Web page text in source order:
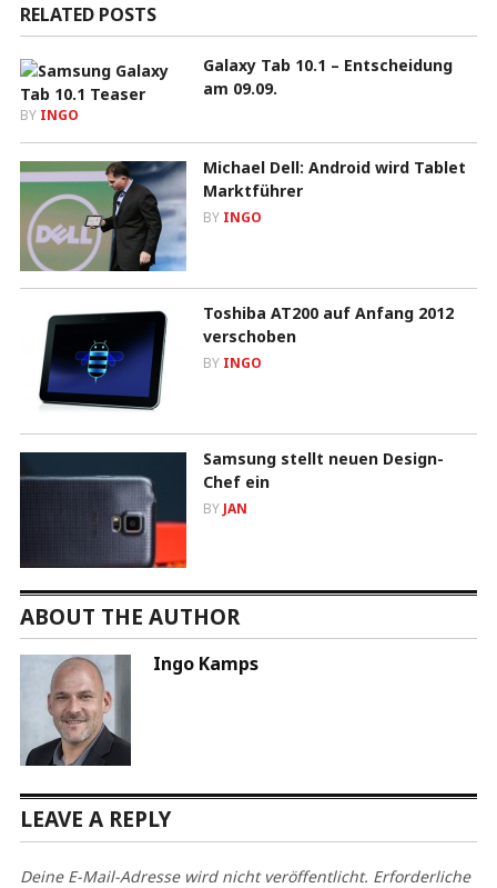
RELATED POSTS
Galaxy Tab 10.1 – Entscheidung
am 09.09.
BY INGO
Michael Dell: Android wird Tablet
Marktführer
BY INGO
Toshiba AT200 auf Anfang 2012
verschoben
BY INGO
Samsung stellt neuen Design-
Chef ein
BY JAN
ABOUT THE AUTHOR
Ingo Kamps
LEAVE A REPLY
Deine E-Mail-Adresse wird nicht veröffentlicht. Erforderliche